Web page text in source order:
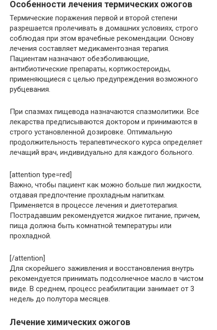
Особенности лечения термических ожогов
Термические поражения первой и второй степени
разрешается пролечивать в домашних условиях, строго
соблюдая при этом врачебные рекомендации. Основу
лечения составляет медикаментозная терапия.
Пациентам назначают обезболивающие,
антибиотические препараты, кортикостероиды,
применяющиеся с целью предупреждения возможного
рубцевания.
При спазмах пищевода назначаются спазмолитики. Все
лекарства предписываются доктором и принимаются в
строго установленной дозировке. Оптимальную
продолжительность терапевтического курса определяет
лечащий врач, индивидуально для каждого больного.
[attention type=red]
Важно, чтобы пациент как можно больше пил жидкости,
отдавая предпочтение прохладным напиткам.
Применяется в процессе лечения и диетотерапия.
Пострадавшим рекомендуется жидкое питание, причем,
пища должна быть комнатной температуры или
прохладной.
[/attention]
Для скорейшего заживления и восстановления внутрь
рекомендуется принимать подсолнечное масло в чистом
виде. В среднем, процесс реабилитации занимает от 3
недель до полутора месяцев.
Лечение химических ожогов